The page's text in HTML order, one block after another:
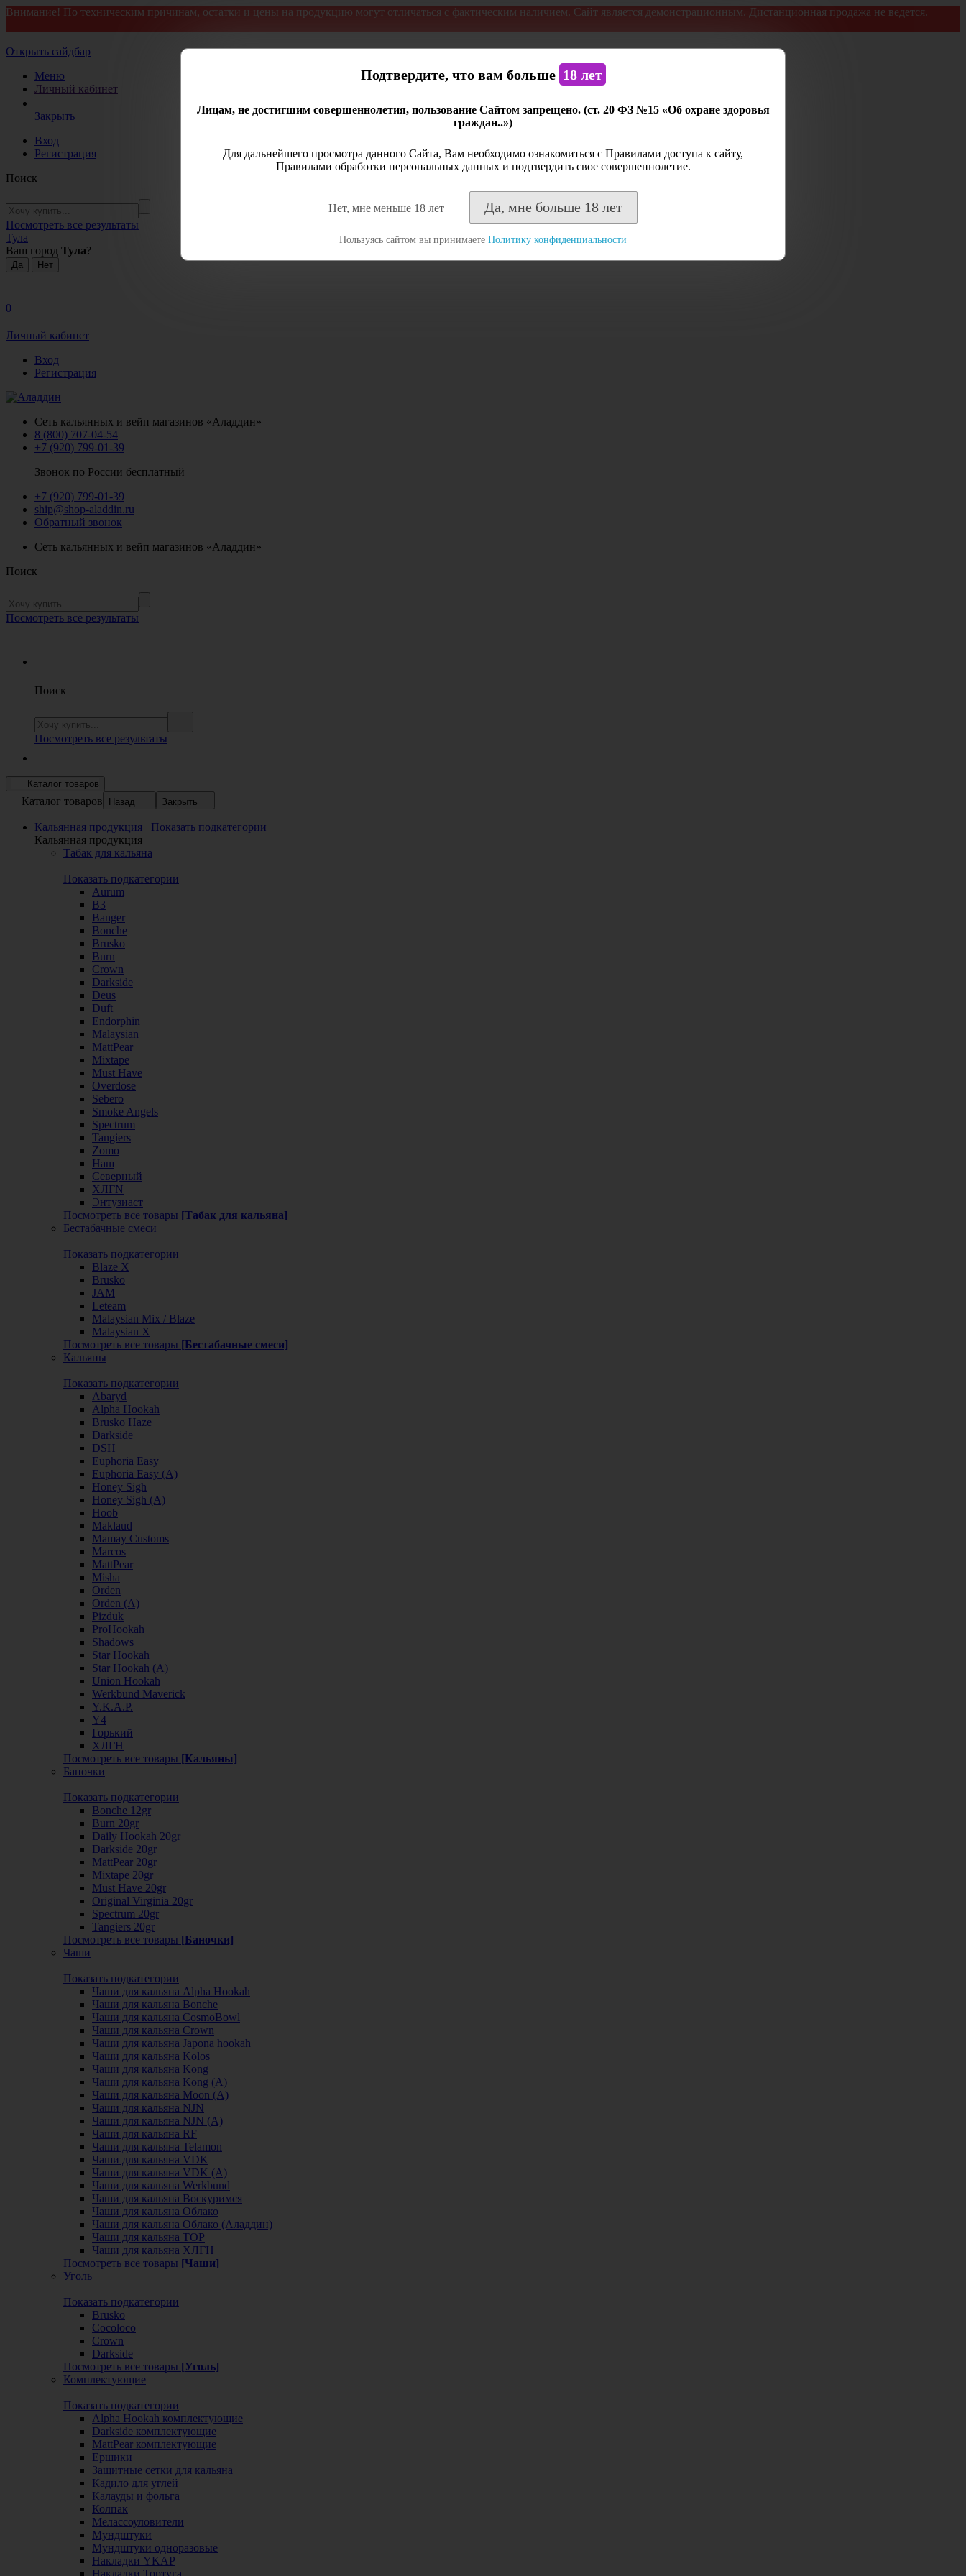
Внимание! По техническим причинам, остатки и цены на продукцию могут отличаться с фактическим наличием. Сайт является демонстрационным. Дистанционная продажа не ведется.
Открыть сайдбар
Меню
Личный кабинет
Закрыть
Вход
Регистрация
Поиск
Посмотреть все результаты
Тула
Ваш город Тула?
0
Личный кабинет
Вход
Регистрация
Сеть кальянных и вейп магазинов «Аладдин»
8 (800) 707-04-54
+7 (920) 799-01-39
Звонок по России бесплатный
+7 (920) 799-01-39
ship@shop-aladdin.ru
Обратный звонок
Сеть кальянных и вейп магазинов «Аладдин»
Поиск
Посмотреть все результаты
Поиск
Посмотреть все результаты
Каталог товаров
Каталог товаров Назад Закрыть
Кальянная продукция
Показать подкатегории
Кальянная продукция
Табак для кальяна
Показать подкатегории
Aurum
B3
Banger
Bonche
Brusko
Burn
Crown
Darkside
Deus
Duft
Endorphin
Malaysian
MattPear
Mixtape
Must Have
Overdose
Sebero
Smoke Angels
Spectrum
Tangiers
Zomo
Наш
Северный
ХЛГN
Энтузиаст
Посмотреть все товары [Табак для кальяна]
Бестабачные смеси
Показать подкатегории
Blaze X
Brusko
JAM
Leteam
Malaysian Mix / Blaze
Malaysian X
Посмотреть все товары [Бестабачные смеси]
Кальяны
Показать подкатегории
Abaryd
Alpha Hookah
Brusko Haze
Darkside
DSH
Euphoria Easy
Euphoria Easy (А)
Honey Sigh
Honey Sigh (А)
Hoob
Maklaud
Mamay Customs
Marcos
MattPear
Misha
Orden
Orden (А)
Pizduk
ProHookah
Shadows
Star Hookah
Star Hookah (А)
Union Hookah
Werkbund Maverick
Y.K.A.P.
Y4
Горький
ХЛГН
Посмотреть все товары [Кальяны]
Баночки
Показать подкатегории
Bonche 12gr
Burn 20gr
Daily Hookah 20gr
Darkside 20gr
MattPear 20gr
Mixtape 20gr
Must Have 20gr
Original Virginia 20gr
Spectrum 20gr
Tangiers 20gr
Посмотреть все товары [Баночки]
Чаши
Показать подкатегории
Чаши для кальяна Alpha Hookah
Чаши для кальяна Bonche
Чаши для кальяна CosmoBowl
Чаши для кальяна Crown
Чаши для кальяна Japona hookah
Чаши для кальяна Kolos
Чаши для кальяна Kong
Чаши для кальяна Kong (A)
Чаши для кальяна Moon (А)
Чаши для кальяна NJN
Чаши для кальяна NJN (А)
Чаши для кальяна RF
Чаши для кальяна Telamon
Чаши для кальяна VDK
Чаши для кальяна VDK (А)
Чаши для кальяна Werkbund
Чаши для кальяна Воскуримся
Чаши для кальяна Облако
Чаши для кальяна Облако (Аладдин)
Чаши для кальяна ТОР
Чаши для кальяна ХЛГН
Посмотреть все товары [Чаши]
Уголь
Показать подкатегории
Brusko
Cocoloco
Crown
Darkside
Посмотреть все товары [Уголь]
Комплектующие
Показать подкатегории
Alpha Hookah комплектующие
Darkside комплектующие
MattPear комплектующие
Ершики
Защитные сетки для кальяна
Кадило для углей
Калауды и фольга
Колпак
Мелассоуловители
Мундштуки
Мундштуки одноразовые
Накладки YKAP
Накладки Тортуга
Подтвердите, что вам больше 18 лет
Лицам, не достигшим совершеннолетия, пользование Сайтом запрещено. (ст. 20 ФЗ №15 «Об охране здоровья
граждан..»)
Для дальнейшего просмотра данного Сайта, Вам необходимо ознакомиться с Правилами доступа к сайту,
Правилами обработки персональных данных и подтвердить свое совершеннолетие.
Нет, мне меньше 18 лет Да, мне больше 18 лет
Пользуясь сайтом вы принимаете Политику конфиденциальности